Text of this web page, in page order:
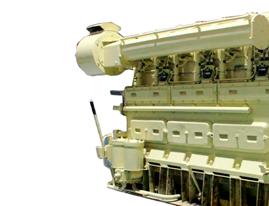
+7 (913) 672-49-54
Автоматы, выключатели, переключатели, вилки,
Автоматы защиты сети
Вилки
Выключатели
Панели
Розетки
Соединительные коробки
Аппаратура связи, оповещения
Звукосигнальная аппаратура
Судовая телефония
Контакторы
Приборы давления
Датчики реле давления
Индикаторы давления
Максиметры
Приемники давления
Обратный звонок
Оставьте заявку и мы свяжемся с вами.
Поиск